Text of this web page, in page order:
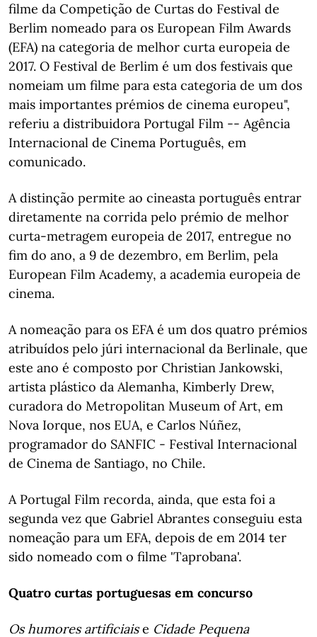
filme da Competição de Curtas do Festival de
Berlim nomeado para os European Film Awards
(EFA) na categoria de melhor curta europeia de
2017. O Festival de Berlim é um dos festivais que
nomeiam um filme para esta categoria de um dos
mais importantes prémios de cinema europeu",
referiu a distribuidora Portugal Film -- Agência
Internacional de Cinema Português, em
comunicado.
A distinção permite ao cineasta português entrar
diretamente na corrida pelo prémio de melhor
curta-metragem europeia de 2017, entregue no
fim do ano, a 9 de dezembro, em Berlim, pela
European Film Academy, a academia europeia de
cinema.
A nomeação para os EFA é um dos quatro prémios
atribuídos pelo júri internacional da Berlinale, que
este ano é composto por Christian Jankowski,
artista plástico da Alemanha, Kimberly Drew,
curadora do Metropolitan Museum of Art, em
Nova Iorque, nos EUA, e Carlos Núñez,
programador do SANFIC - Festival Internacional
de Cinema de Santiago, no Chile.
A Portugal Film recorda, ainda, que esta foi a
segunda vez que Gabriel Abrantes conseguiu esta
nomeação para um EFA, depois de em 2014 ter
sido nomeado com o filme 'Taprobana'.
Quatro curtas portuguesas em concurso
Os humores artificiaise Cidade Pequena